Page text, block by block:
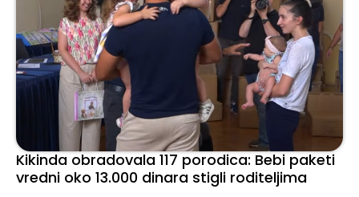
Kikinda obradovala 117 porodica: Bebi paketi
vredni oko 13.000 dinara stigli roditeljima